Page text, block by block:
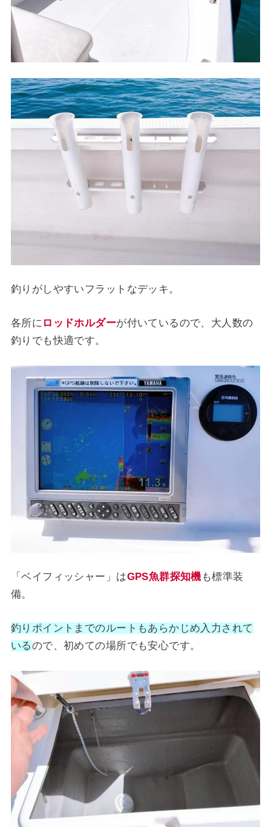
釣りがしやすいフラットなデッキ。
各所に ロッドホルダーが付いているので、大人数の
釣りでも快適です。
「ベイフィッシャー」はGPS魚群探知機 も標準装
備。
釣りポイントまでのルートもあらかじめ入力されて
いるので、初めての場所でも安心です。